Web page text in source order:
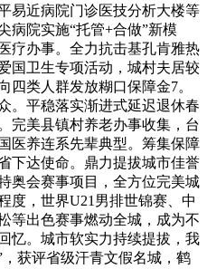
易近病院门诊医技分析大楼等
病院实施“托管+合做”新模
疗办事。全力抗击基孔肯雅热
国卫生专项活动，城村夫居较
四类人群发放糊口保障金7。
。平稳落实渐进式延迟退休春
完美县镇村养老办事收集，台
医养连系先辈典型。筹集保障
下达使命。鼎力提拔城市佳誉
奥会赛事项目，全方位完美城
度，世界U21男排世锦赛、中
等出色赛事燃动全城，成为不
忆。城市软实力持续提拔，我
获评省级汗青文假名城，鹤